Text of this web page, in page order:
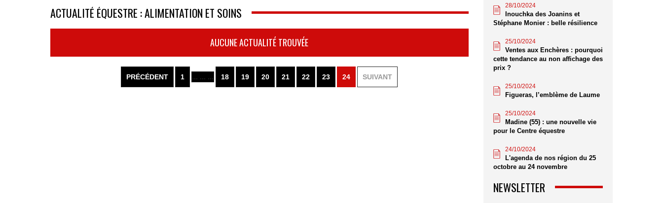
ACTUALITÉ ÉQUESTRE : ALIMENTATION ET SOINS
AUCUNE ACTUALITÉ TROUVÉE
PRÉCÉDENT 1 ... ... ... 18 19 20 21 22 23 24 SUIVANT
28/10/2024
Inouchka des Joanins et
Stéphane Monier : belle résilience
25/10/2024
Ventes aux Enchères : pourquoi
cette tendance au non affichage des
prix ?
25/10/2024
Figueras, l’emblème de Laume
25/10/2024
Madine (55) : une nouvelle vie
pour le Centre équestre
24/10/2024
L'agenda de nos région du 25
octobre au 24 novembre
NEWSLETTER